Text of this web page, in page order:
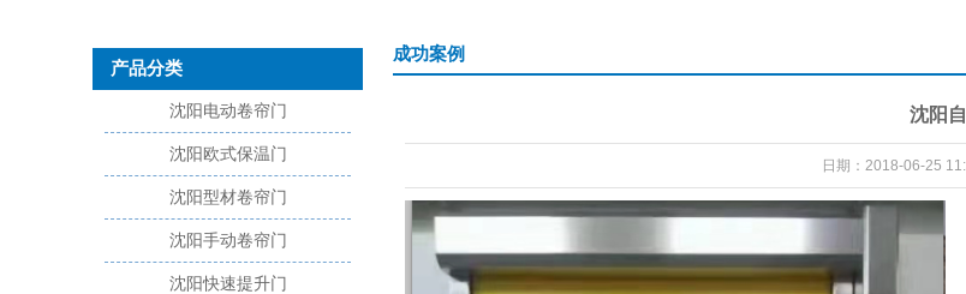
产品分类
沈阳电动卷帘门
沈阳欧式保温门
沈阳型材卷帘门
沈阳手动卷帘门
沈阳快速提升门
成功案例
沈阳
日期：2018-06-25